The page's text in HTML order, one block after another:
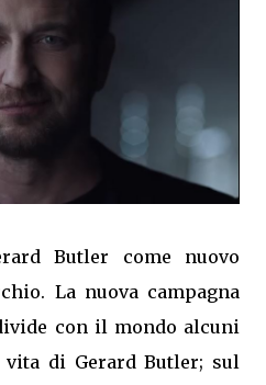
Butler come nuovo
La nuova campagna
con il mondo alcuni
di Gerard Butler; sul